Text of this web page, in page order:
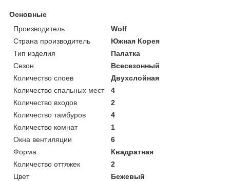
Основные
Производитель
Wolf
Страна производитель
Южная Корея
Тип изделия
Палатка
Сезон
Всесезонный
Количество слоев
Двухслойная
Количество спальных мест
4
Количество входов
2
Количество тамбуров
4
Количество комнат
1
Окна вентиляции
6
Форма
Квадратная
Количество оттяжек
2
Цвет
Бежевый